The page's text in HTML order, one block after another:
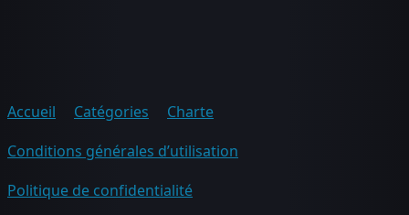
Accueil Catégories
Charte
Conditions générales d’utilisation
Politique de confidentialité